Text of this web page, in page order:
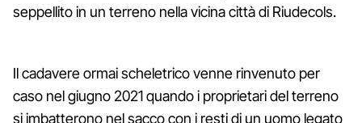
seppellito in un terreno nella vicina città di Riudecols.
Il cadavere ormai scheletrico venne rinvenuto per
caso nel giugno 2021 quando i proprietari del terreno
si imbatterono nel sacco con i resti di un uomo legato